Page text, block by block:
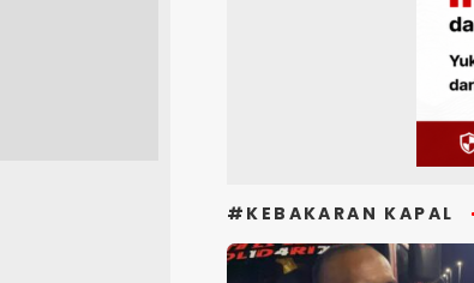
#KEBAKARAN KAPAL